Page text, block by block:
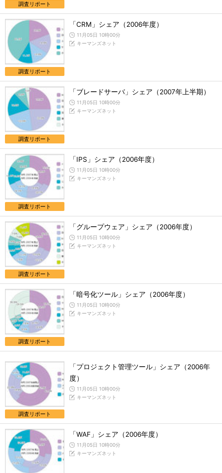
調査リポート
調査リポート
「CRM」シェア（2006年度）
11月05日 10時00分
キーマンズネット
調査リポート
「ブレードサーバ」シェア（2007年上半期）
11月05日 10時00分
キーマンズネット
調査リポート
「IPS」シェア（2006年度）
11月05日 10時00分
キーマンズネット
調査リポート
「グループウェア」シェア（2006年度）
11月05日 10時00分
キーマンズネット
調査リポート
「暗号化ツール」シェア（2006年度）
11月05日 10時00分
キーマンズネット
調査リポート
「プロジェクト管理ツール」シェア（2006年
度）
11月05日 10時00分
キーマンズネット
「WAF」シェア（2006年度）
11月05日 10時00分
キーマンズネット